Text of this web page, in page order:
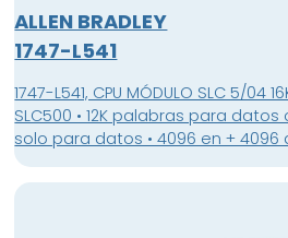
ALLEN BRADLEY
1747-L541
1747-L541, CPU MÓDULO SLC 5/04
SLC500 • 12K palabras para
solo para datos • 4096 en + 4096